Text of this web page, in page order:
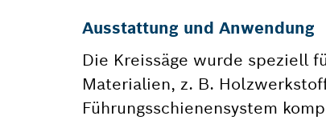
Ausstattung und Anwendung
Die Kreissäge wurde speziell
Materialien, z. B.
Führungsschienensystem